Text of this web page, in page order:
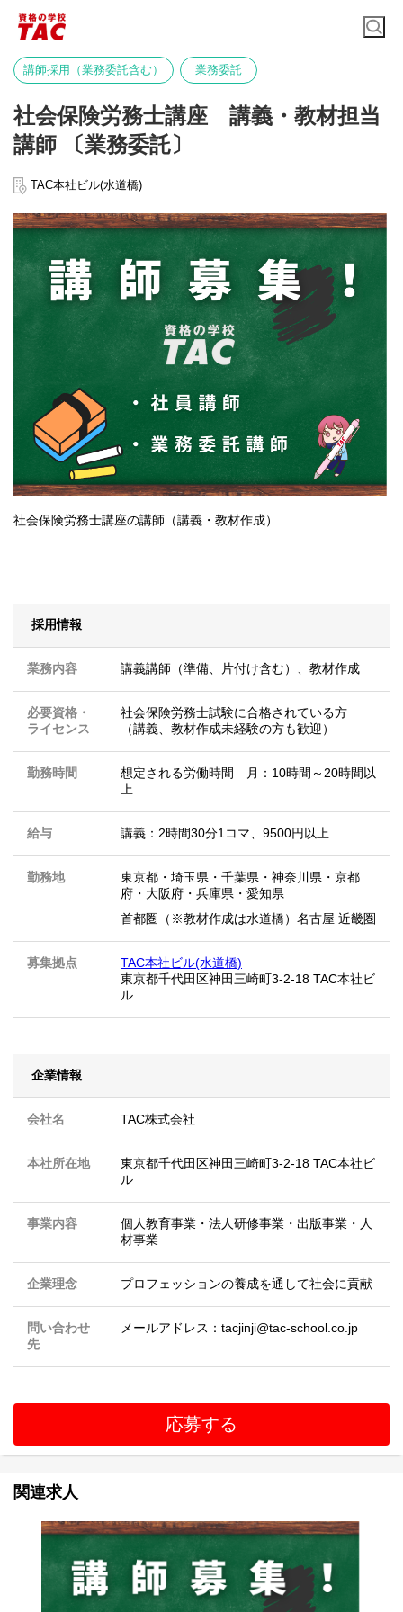
講師採用（業務委託含む） 業務委託
社会保険労務士講座 講義・教材担当
講師 〔業務委託〕
TAC本社ビル(水道橋)
社会保険労務士講座の講師（講義・教材作成）
採用情報
業務内容 講義講師（準備、片付け含む）、教材作成
必要資格・
ライセンス
社会保険労務士試験に合格されている方
（講義、教材作成未経験の方も歓迎）
勤務時間
想定される労働時間 月：10時間～20時間以
上
給与 講義：2時間30分1コマ、9500円以上
勤務地 東京都 ・ 埼玉県 ・ 千葉県 ・ 神奈川県 ・ 京都
府 ・ 大阪府 ・ 兵庫県 ・ 愛知県
首都圏（※教材作成は水道橋）名古屋 近畿圏
募集拠点
TAC本社ビル(水道橋)
東京都千代田区神田三崎町3-2-18 TAC本社ビ
ル
企業情報
会社名 TAC株式会社
本社所在地
東京都千代田区神田三崎町3-2-18 TAC本社ビ
ル
事業内容
個人教育事業・法人研修事業・出版事業・人
材事業
企業理念 プロフェッションの養成を通して社会に貢献
問い合わせ
先
メールアドレス：tacjinji@tac-school.co.jp
応募する
関連求人